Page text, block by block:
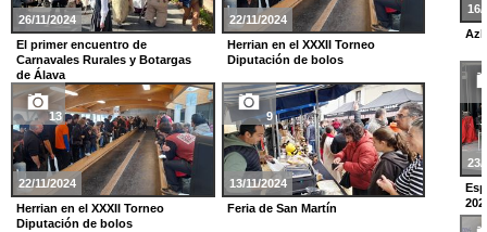
26/11/2024
El primer encuentro de
Carnavales Rurales y Botargas
de Álava
22/11/2024
Herrian en el XXXII Torneo
Diputación de bolos
13
22/11/2024
Herrian en el XXXII Torneo
Diputación de bolos
9
13/11/2024
Feria de San Martín
16/
23/